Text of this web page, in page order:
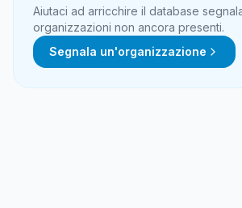
Aiutaci ad arricchire il database
organizzazioni non ancora presenti.
Segnala un'organizzazione